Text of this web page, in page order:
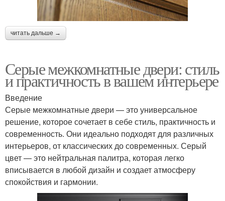
читать дальше →
Серые межкомнатные двери: стиль
и практичность в вашем интерьере
Введение
Серые межкомнатные двери — это универсальное
решение, которое сочетает в себе стиль, практичность и
современность. Они идеально подходят для различных
интерьеров, от классических до современных. Серый
цвет — это нейтральная палитра, которая легко
вписывается в любой дизайн и создает атмосферу
спокойствия и гармонии.